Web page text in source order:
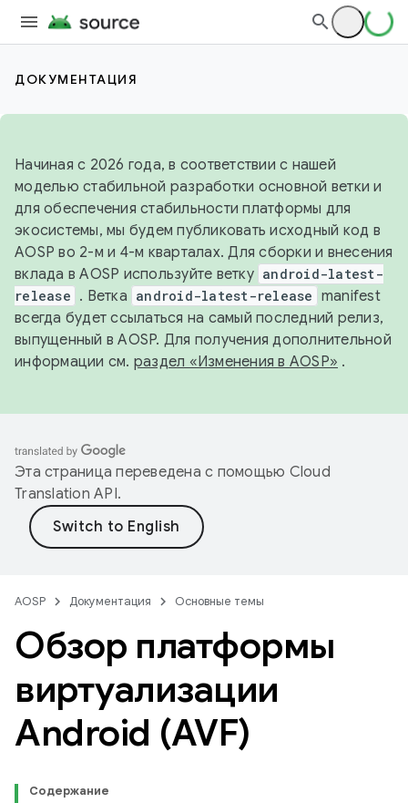
ДОКУМЕНТАЦИЯ
Начиная с 2026 года, в соответствии с нашей
моделью стабильной разработки основной ветки и
для обеспечения стабильности платформы для
экосистемы, мы будем публиковать исходный код в
AOSP во 2-м и 4-м кварталах. Для сборки и внесения
вклада в AOSP используйте ветку android-latest-
release . Ветка android-latest-release manifest
всегда будет ссылаться на самый последний релиз,
выпущенный в AOSP. Для получения дополнительной
информации см. раздел «Изменения в AOSP» .
Эта страница переведена с помощью Cloud
Translation API.
AOSP Документация Основные темы
Обзор платформы
виртуализации
Android (AVF)
Содержание